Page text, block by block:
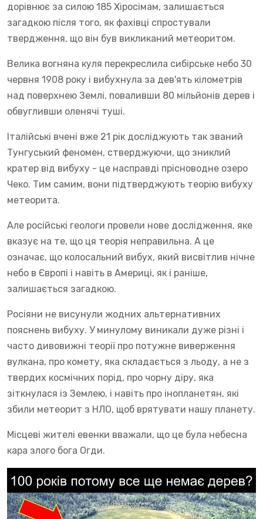
дорівнює за силою 185 Хіросімам, залишається
загадкою після того, як фахівці спростували
твердження, що він був викликаний метеоритом.
Велика вогняна куля перекреслила сибірське небо 30
червня 1908 року і вибухнула за дев'ять кілометрів
над поверхнею Землі, поваливши 80 мільйонів дерев і
обвугливши оленячі туші.
Італійські вчені вже 21 рік досліджують так званий
Тунгуський феномен, стверджуючи, що зниклий
кратер від вибуху - це насправді прісноводне озеро
Чеко. Тим самим, вони підтверджують теорію вибуху
метеорита.
Але російські геологи провели нове дослідження, яке
вказує на те, що ця теорія неправильна. А це
означає, що колосальний вибух, який висвітлив нічне
небо в Європі і навіть в Америці, як і раніше,
залишається загадкою.
Росіяни не висунули жодних альтернативних
пояснень вибуху. У минулому виникали дуже різні і
часто дивовижні теорії про потужне виверження
вулкана, про комету, яка складається з льоду, а не з
твердих космічних порід, про чорну діру, яка
зіткнулася із Землею, і навіть про інопланетян, які
збили метеорит з НЛО, щоб врятувати нашу планету.
Місцеві жителі евенки вважали, що це була небесна
кара злого бога Огди.